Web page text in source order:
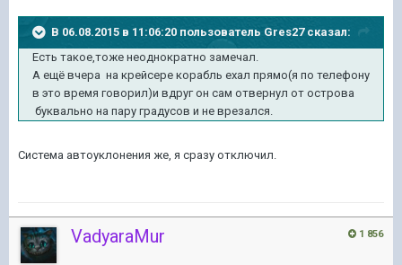
В 06.08.2015 в 11:06:20 пользователь Gres27 сказал:
Есть такое,тоже неоднократно замечал.
А ещё вчера на крейсере корабль ехал прямо(я по телефону
в это время говорил)и вдруг он сам отвернул от острова
буквально на пару градусов и не врезался.
Система автоуклонения же, я сразу отключил.
1 856
VadyaraMur